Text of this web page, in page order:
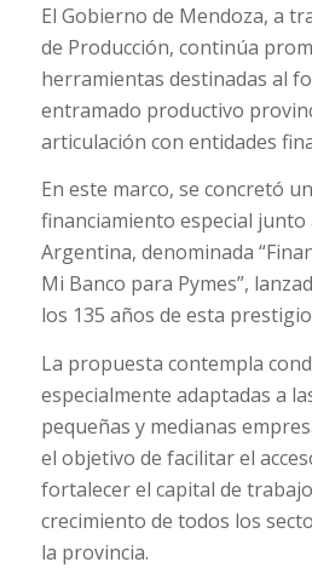
El Gobierno de Mendoza, a
de Producción, continúa
herramientas destinadas al
entramado productivo
articulación con entidades
En este marco, se concretó
financiamiento especial junto
Argentina, denominada
Mi Banco para Pymes”,
los 135 años de esta
La propuesta contempla
especialmente adaptadas a
pequeñas y medianas
el objetivo de facilitar el
fortalecer el capital de
crecimiento de todos los
la provincia.